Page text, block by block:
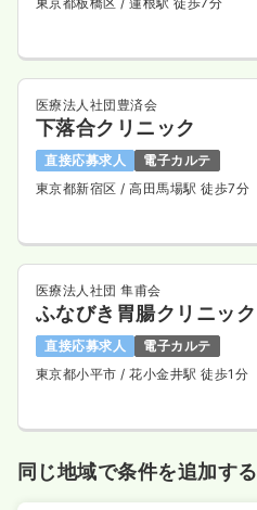
日勤のみ（常勤）
給与 26.6〜28.6万円/月
※経験4年の例
気になる
土日祝休み
オンコールあり
医療法人社団豊済会
下落合クリニック
直接応募求人
電子カルテ
東京都新宿区/ 高田馬場駅 徒歩7分
医療法人社団 隼甫会
ふなびき胃腸クリニック
直接応募求人
電子カルテ
東京都小平市/ 花小金井駅 徒歩1分
同じ地域で条件を追加する